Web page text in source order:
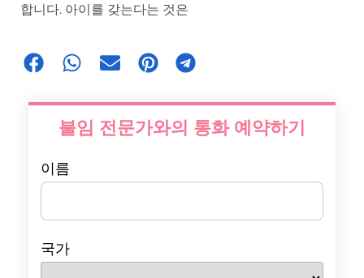
합니다. 아이를 갖는다는 것은
불임 전문가와의 통화 예약하기
이름
국가